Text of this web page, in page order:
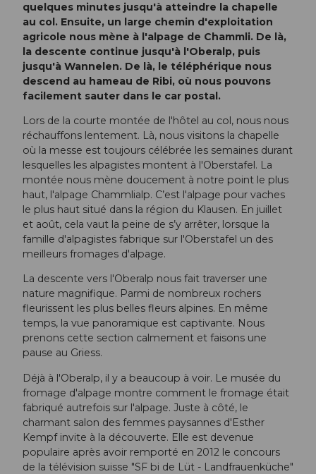
quelques minutes jusqu'à atteindre la chapelle
au col. Ensuite, un large chemin d'exploitation
agricole nous mène à l'alpage de Chammli. De là,
la descente continue jusqu'à l'Oberalp, puis
jusqu'à Wannelen. De là, le téléphérique nous
descend au hameau de Ribi, où nous pouvons
facilement sauter dans le car postal.
Lors de la courte montée de l'hôtel au col, nous nous
réchauffons lentement. Là, nous visitons la chapelle
où la messe est toujours célébrée les semaines durant
lesquelles les alpagistes montent à l'Oberstafel. La
montée nous mène doucement à notre point le plus
haut, l'alpage Chammlialp. C’est l'alpage pour vaches
le plus haut situé dans la région du Klausen. En juillet
et août, cela vaut la peine de s’y arrêter, lorsque la
famille d'alpagistes fabrique sur l'Oberstafel un des
meilleurs fromages d'alpage.
La descente vers l'Oberalp nous fait traverser une
nature magnifique. Parmi de nombreux rochers
fleurissent les plus belles fleurs alpines. En même
temps, la vue panoramique est captivante. Nous
prenons cette section calmement et faisons une
pause au Griess.
Déjà à l'Oberalp, il y a beaucoup à voir. Le musée du
fromage d'alpage montre comment le fromage était
fabriqué autrefois sur l'alpage. Juste à côté, le
charmant salon des femmes paysannes d'Esther
Kempf invite à la découverte. Elle est devenue
populaire après avoir remporté en 2012 le concours
de la télévision suisse "SF bi de Lüt - Landfrauenküche"